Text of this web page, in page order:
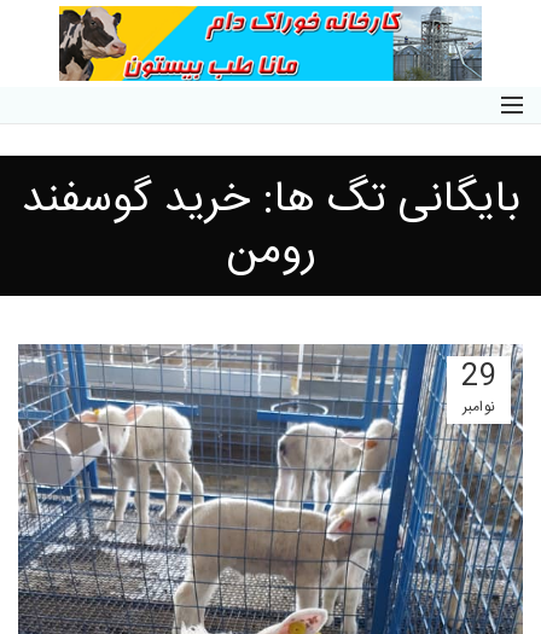
بایگانی تگ ها: خرید گوسفند
رومن
29
نوامبر